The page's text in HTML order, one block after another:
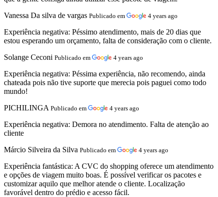
Vanessa Da silva de vargas Publicado em 4 years ago
Experiência negativa: Péssimo atendimento, mais de 20 dias que
estou esperando um orçamento, falta de consideração com o cliente.
Solange Ceconi Publicado em 4 years ago
Experiência negativa: Péssima experiência, não recomendo, ainda
chateada pois não tive suporte que merecia pois paguei como todo
mundo!
PICHILINGA Publicado em 4 years ago
Experiência negativa: Demora no atendimento. Falta de atenção ao
cliente
Márcio Silveira da Silva Publicado em 4 years ago
Experiência fantástica: A CVC do shopping oferece um atendimento
e opções de viagem muito boas. É possível verificar os pacotes e
customizar aquilo que melhor atende o cliente. Localização
favorável dentro do prédio e acesso fácil.